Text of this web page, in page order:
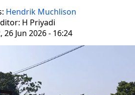
Hendrik Muchlison
H Priyadi
26 Jun 2026 - 16:24